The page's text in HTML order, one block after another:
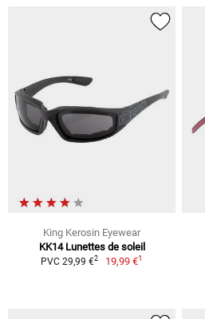
King Kerosin Eyewear
KK14 Lunettes de soleil
PVC 29,99 €2 19,99 €1